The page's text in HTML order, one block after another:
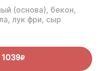
(основа), бекон,
лук фри, сыр
1039R